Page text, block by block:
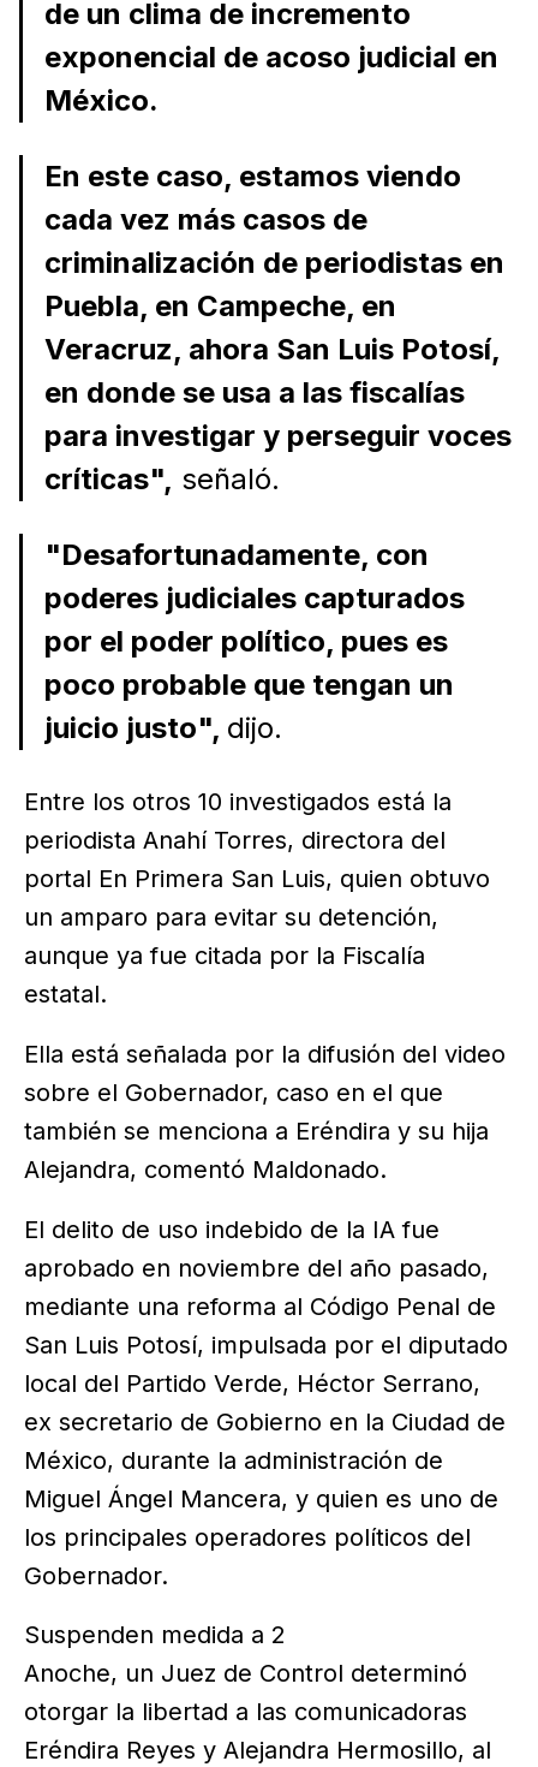
de un clima de incremento
exponencial de acoso judicial en
México.
En este caso, estamos viendo
cada vez más casos de
criminalización de periodistas en
Puebla, en Campeche, en
Veracruz, ahora San Luis Potosí,
en donde se usa a las fiscalías
para investigar y perseguir voces
críticas", señaló.
"Desafortunadamente, con
poderes judiciales capturados
por el poder político, pues es
poco probable que tengan un
juicio justo", dijo.
Entre los otros 10 investigados está la
periodista Anahí Torres, directora del
portal En Primera San Luis, quien obtuvo
un amparo para evitar su detención,
aunque ya fue citada por la Fiscalía
estatal.
Ella está señalada por la difusión del video
sobre el Gobernador, caso en el que
también se menciona a Eréndira y su hija
Alejandra, comentó Maldonado.
El delito de uso indebido de la IA fue
aprobado en noviembre del año pasado,
mediante una reforma al Código Penal de
San Luis Potosí, impulsada por el diputado
local del Partido Verde, Héctor Serrano,
ex secretario de Gobierno en la Ciudad de
México, durante la administración de
Miguel Ángel Mancera, y quien es uno de
los principales operadores políticos del
Gobernador.
Suspenden medida a 2
Anoche, un Juez de Control determinó
otorgar la libertad a las comunicadoras
Eréndira Reyes y Alejandra Hermosillo, al